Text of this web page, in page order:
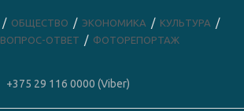
ОБЩЕСТВО ЭКОНОМИКА
КУЛЬТУРА
ВОПРОС-ОТВЕТ ФОТОРЕПОРТАЖ
+375 29 116 0000 (Viber)